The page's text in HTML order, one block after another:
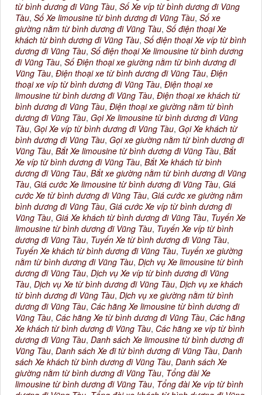
từ bình dương đi Vũng Tàu, Số Xe víp từ bình dương đi Vũng
Tàu, Số Xe limousine từ bình dương đi Vũng Tàu, Số xe
giường nằm từ bình dương đi Vũng Tàu, Số điện thoại Xe
khách từ bình dương đi Vũng Tàu, Số điện thoại Xe víp từ bình
dương đi Vũng Tàu, Số điện thoại Xe limousine từ bình dương
đi Vũng Tàu, Số Điện thoại xe giường nằm từ bình dương đi
Vũng Tàu, Điện thoại xe từ bình dương đi Vũng Tàu, Điện
thoại xe víp từ bình dương đi Vũng Tàu, Điện thoại xe
limousine từ bình dương đi Vũng Tàu, Điện thoại xe khách từ
bình dương đi Vũng Tàu, Điện thoại xe giường nằm từ bình
dương đi Vũng Tàu, Gọi Xe limousine từ bình dương đi Vũng
Tàu, Gọi Xe víp từ bình dương đi Vũng Tàu, Gọi Xe khách từ
bình dương đi Vũng Tàu, Gọi xe giường nằm từ bình dương đi
Vũng Tàu, Bắt Xe limousine từ bình dương đi Vũng Tàu, Bắt
Xe víp từ bình dương đi Vũng Tàu, Bắt Xe khách từ bình
dương đi Vũng Tàu, Bắt xe giường nằm từ bình dương đi Vũng
Tàu, Giá cước Xe limousine từ bình dương đi Vũng Tàu, Giá
cước Xe từ bình dương đi Vũng Tàu, Giá cước xe giường nằm
bình dương đi Vũng Tàu, Giá cước Xe víp từ bình dương đi
Vũng Tàu, Giá Xe khách từ bình dương đi Vũng Tàu, Tuyến Xe
limousine từ bình dương đi Vũng Tàu, Tuyến Xe víp từ bình
dương đi Vũng Tàu, Tuyến Xe từ bình dương đi Vũng Tàu,
Tuyến Xe khách từ bình dương đi Vũng Tàu, Tuyến xe giường
nằm từ bình dương đi Vũng Tàu, Dịch vụ Xe limousine từ bình
dương đi Vũng Tàu, Dịch vụ Xe víp từ bình dương đi Vũng
Tàu, Dịch vụ Xe từ bình dương đi Vũng Tàu, Dịch vụ xe khách
từ bình dương đi Vũng Tàu, Dịch vụ xe giường nằm từ bình
dương đi Vũng Tàu, Các hãng Xe limousine từ bình dương đi
Vũng Tàu, Các hãng Xe từ bình dương đi Vũng Tàu, Các hãng
Xe khách từ bình dương đi Vũng Tàu, Các hãng xe víp từ bình
dương đi Vũng Tàu, Danh sách Xe limousine từ bình dương đi
Vũng Tàu, Danh sách Xe đi từ bình dương đi Vũng Tàu, Danh
sách Xe khách từ bình dương đi Vũng Tàu, Danh sách Xe
giường nằm từ bình dương đi Vũng Tàu, Tổng đài Xe
limousine từ bình dương đi Vũng Tàu, Tổng đài Xe víp từ bình